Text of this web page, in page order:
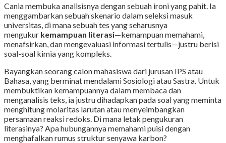
Cania membuka analisisnya dengan sebuah ironi yang pahit. Ia
menggambarkan sebuah skenario dalam seleksi masuk
universitas, di mana sebuah tes yang seharusnya
mengukur kemampuan literasi—kemampuan memahami,
menafsirkan, dan mengevaluasi informasi tertulis—justru berisi
soal-soal kimia yang kompleks.
Bayangkan seorang calon mahasiswa dari jurusan IPS atau
Bahasa, yang berminat mendalami Sosiologi atau Sastra. Untuk
membuktikan kemampuannya dalam membaca dan
menganalisis teks, ia justru dihadapkan pada soal yang meminta
menghitung molaritas larutan atau menyeimbangkan
persamaan reaksi redoks. Di mana letak pengukuran
literasinya? Apa hubungannya memahami puisi dengan
menghafalkan rumus struktur senyawa karbon?